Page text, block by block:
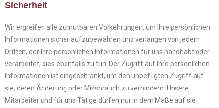
Sicherheit
Wir ergreifen alle zumutbaren Vorkehrungen, um Ihre persönlichen
Informationen sicher aufzubewahren und verlangen von jedem
Dritten, der Ihre persönlichen Informationen für uns handhabt oder
verarbeitet, dies ebenfalls zu tun. Der Zugriff auf Ihre persönlichen
Informationen ist eingeschränkt, um den unbefugten Zugriff auf
sie, deren Änderung oder Missbrauch zu verhindern. Unsere
Mitarbeiter und für uns Tätige dürfen nur in dem Maße auf sie